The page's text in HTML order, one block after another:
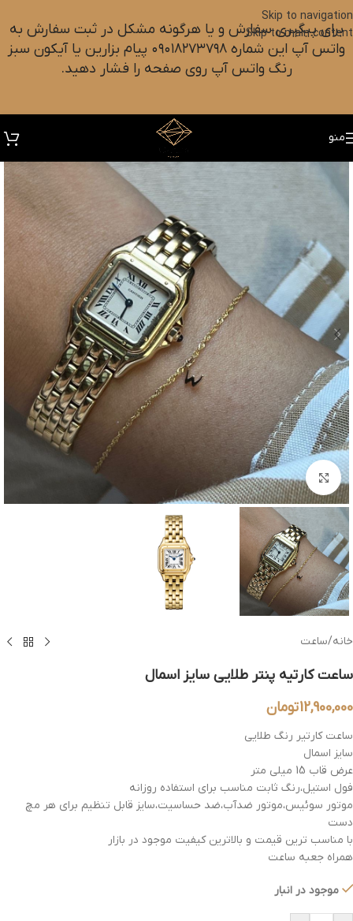
Skip to navigation
Skip to main content
برای پیگیری سفارش و یا هرگونه مشکل در ثبت سفارش به
واتس آپ این شماره ۰۹۰۱۸۲۷۳۷۹۸ پیام بزارین یا آیکون سبز
رنگ واتس آپ روی صفحه را فشار دهید.
منو
بزرگنمایی تصویر
خانه/ساعت
ساعت کارتیه پنتر طلایی سایز اسمال
12,900,000تومان
ساعت کارتیر رنگ طلایی
سایز اسمال
عرض قاب 15 میلی متر
فول استیل،رنگ ثابت مناسب برای استفاده روزانه
موتور سوئیس،موتور ضدآب،ضد حساسیت،سایز قابل تنظیم برای هر مچ
دست
با مناسب ترین قیمت و بالاترین کیفیت موجود در بازار
همراه جعبه ساعت
موجود در انبار